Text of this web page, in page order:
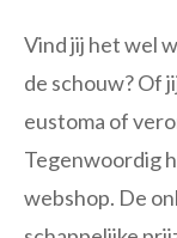
Vind jij het wel
de schouw? Of
eustoma of
Tegenwoordig
webshop. De